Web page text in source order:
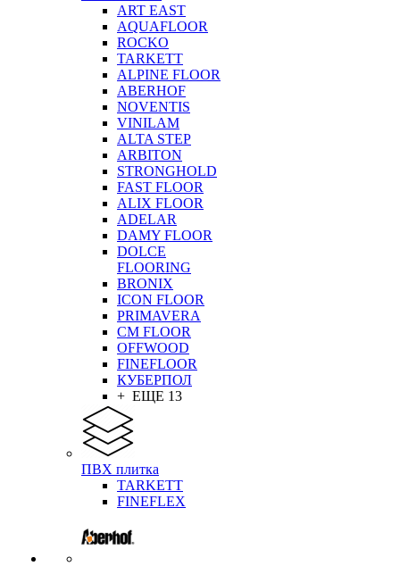
ART EAST
AQUAFLOOR
ROCKO
TARKETT
ALPINE FLOOR
ABERHOF
NOVENTIS
VINILAM
ALTA STEP
ARBITON
STRONGHOLD
FAST FLOOR
ALIX FLOOR
ADELAR
DAMY FLOOR
DOLCE
FLOORING
BRONIX
ICON FLOOR
PRIMAVERA
CM FLOOR
OFFWOOD
FINEFLOOR
КУБЕРПОЛ
+ ЕЩЕ 13
ПВХ плитка
TARKETT
FINEFLEX